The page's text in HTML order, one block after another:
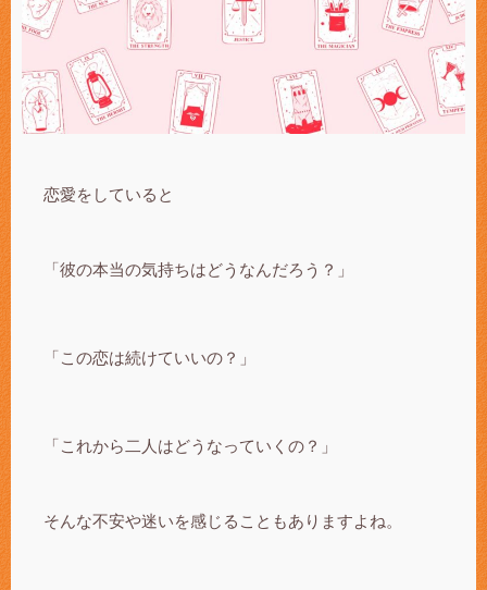
恋愛をしていると
「彼の本当の気持ちはどうなんだろう？」
「この恋は続けていいの？」
「これから二人はどうなっていくの？」
そんな不安や迷いを感じることもありますよね。